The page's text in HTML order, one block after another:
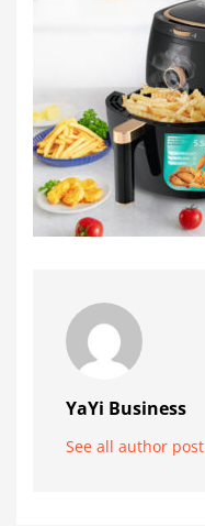
YaYi Business
See all author post